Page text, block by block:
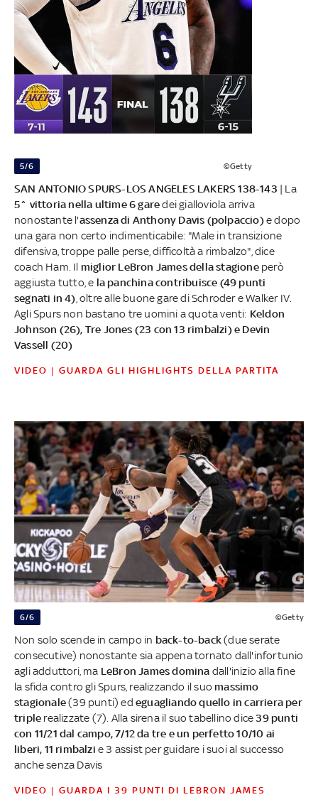
5/6 ©Getty
SAN ANTONIO SPURS-LOS ANGELES LAKERS 138-143 | La
5^ vittoria nella ultime 6 garedei gialloviola arriva
nonostante l'assenza di Anthony Davis (polpaccio)e dopo
una gara non certo indimenticabile: "Male in transizione
difensiva, troppe palle perse, difficoltà a rimbalzo", dice
coach Ham. Il miglior LeBron James della stagioneperò
aggiusta tutto, e la panchina contribuisce (49 punti
segnati in 4) , oltre alle buone gare di Schroder e Walker IV.
Agli Spurs non bastano tre uomini a quota venti: Keldon
Johnson (26), Tre Jones (23 con 13 rimbalzi) e Devin
Vassell (20)
VIDEO | GUARDA GLI HIGHLIGHTS DELLA PARTITA
6/6 ©Getty
Non solo scende in campo in back-to-back(due serate
consecutive) nonostante sia appena tornato dall'infortunio
agli adduttori, ma LeBron James domina dall'inizio alla fine
la sfida contro gli Spurs, realizzando il suo massimo
stagionale(39 punti) ed eguagliando quello in carriera per
triple realizzate (7). Alla sirena il suo tabellino dice39 punti
con 11/21 dal campo, 7/12 da tre e un perfetto 10/10 ai
liberi, 11 rimbalzi e 3 assist per guidare i suoi al successo
anche senza Davis
VIDEO | GUARDA I 39 PUNTI DI LEBRON JAMES